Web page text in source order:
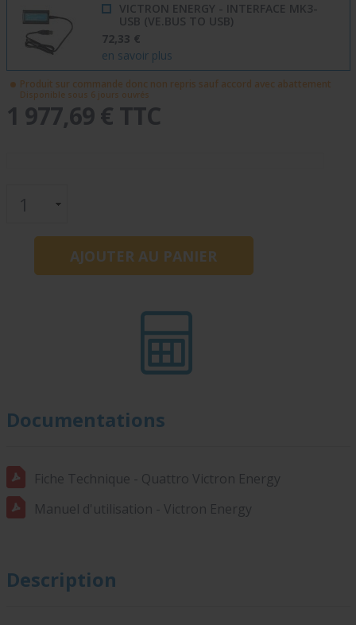
VICTRON ENERGY - INTERFACE MK3-
USB (VE.BUS TO USB)
72,33 €
en savoir plus
Produit sur commande donc non repris sauf accord avec abattement
Disponible sous 6 jours ouvrés
1 977,69 € TTC
Documentations
Fiche Technique - Quattro Victron Energy
Manuel d'utilisation - Victron Energy
Description